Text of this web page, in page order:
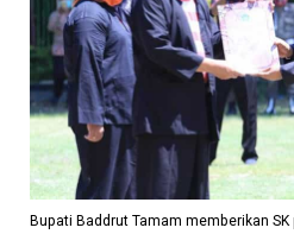
Bupati Baddrut Tamam memberikan